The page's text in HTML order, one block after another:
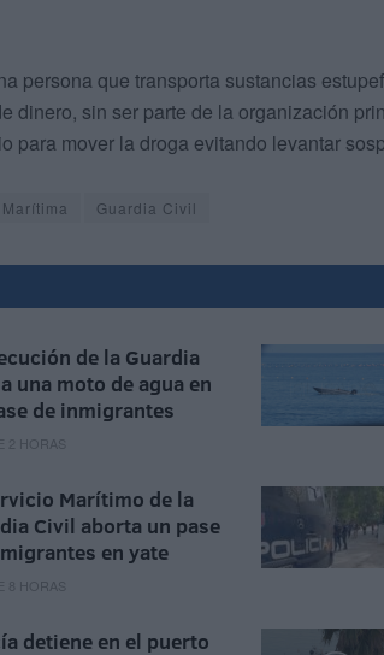
persona que transporta sustancias
dinero, sin ser parte de la organización
para mover la droga evitando levantar
Guardia Civil
de la Guardia
una moto de agua en
de inmigrantes
2 HORAS
Marítimo de la
Civil aborta un pase
en yate
8 HORAS
detiene en el puerto